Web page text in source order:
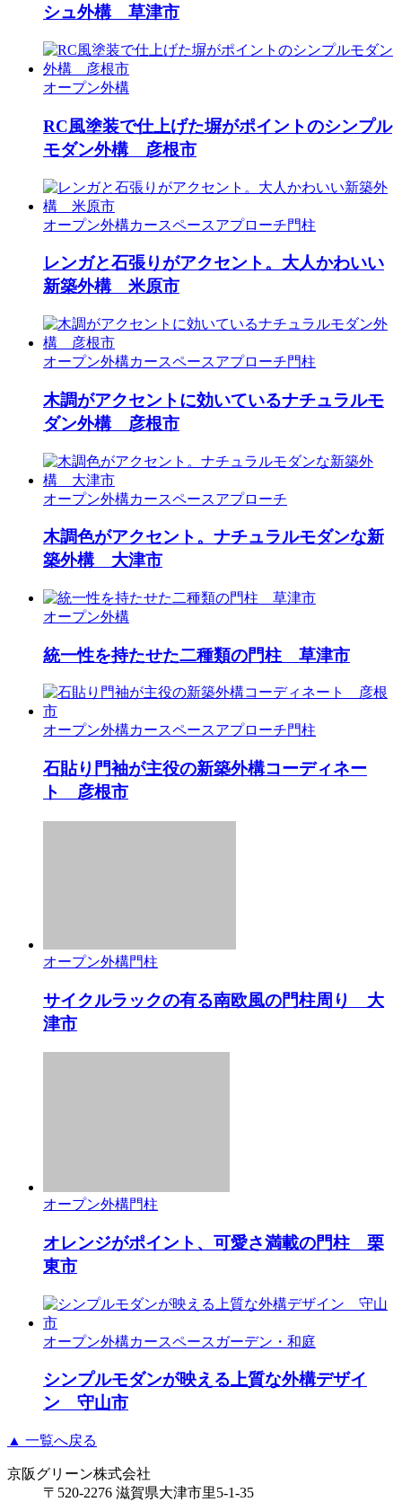
シュ外構 草津市
オープン外構
RC風塗装で仕上げた塀がポイントのシンプル
モダン外構 彦根市
オープン外構カースペースアプローチ門柱
レンガと石張りがアクセント。大人かわいい
新築外構 米原市
オープン外構カースペースアプローチ門柱
木調がアクセントに効いているナチュラルモ
ダン外構 彦根市
オープン外構カースペースアプローチ
木調色がアクセント。ナチュラルモダンな新
築外構 大津市
オープン外構
統一性を持たせた二種類の門柱 草津市
オープン外構カースペースアプローチ門柱
石貼り門袖が主役の新築外構コーディネー
ト 彦根市
オープン外構門柱
サイクルラックの有る南欧風の門柱周り 大
津市
オープン外構門柱
オレンジがポイント、可愛さ満載の門柱 栗
東市
オープン外構カースペース ガーデン・和庭
シンプルモダンが映える上質な外構デザイ
ン 守山市
▲ 一覧へ戻る
京阪グリーン株式会社
〒520-2276 滋賀県大津市里5-1-35